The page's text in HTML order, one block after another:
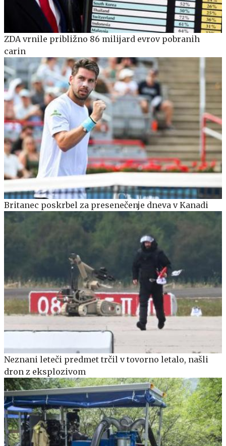
ZDA vrnile približno 86 milijard evrov pobranih
carin
Britanec poskrbel za presenečenje dneva v Kanadi
Neznani leteči predmet trčil v tovorno letalo, našli
dron z eksplozivom